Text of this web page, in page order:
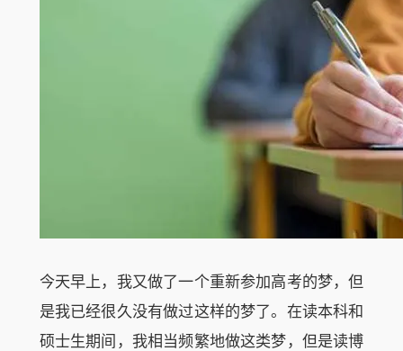
今天早上，我又做了一个重新参加高考的梦，但
是我已经很久没有做过这样的梦了。在读本科和
硕士生期间，我相当频繁地做这类梦，但是读博